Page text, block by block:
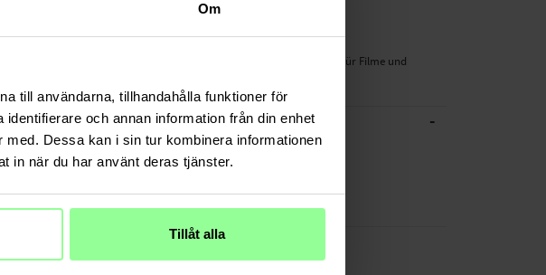
Om
till användarna, tillhandahålla funktioner för
och annan information från din enhet
Dessa kan i sin tur kombinera informationen
in när du har använt deras tjänster.
Tillåt alla
- Das Tablet sitzt sicher in der TPU-Hülle
- Der Deckel lässt sich zu einem praktischen Ständer für Filme und
TECHNISCHE DATEN -
Farbe
Rosa
Maße
(11" 2025) A3267 / A3270 / A3266